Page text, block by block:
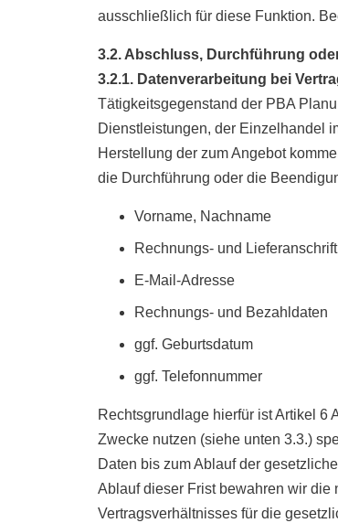
ausschließlich für diese Funktion.
3.2. Abschluss, Durchführung
3.2.1. Datenverarbeitung bei
Tätigkeitsgegenstand der PBA
Dienstleistungen, der Einzelhandel
Herstellung der zum Angebot
die Durchführung oder die
Vorname, Nachname
Rechnungs- und Lieferanschrift
E-Mail-Adresse
Rechnungs- und Bezahldaten
ggf. Geburtsdatum
ggf. Telefonnummer
Rechtsgrundlage hierfür ist Artikel 6
Zwecke nutzen (siehe unten 3.3.)
Daten bis zum Ablauf der
Ablauf dieser Frist bewahren wir die
Vertragsverhältnisses für die